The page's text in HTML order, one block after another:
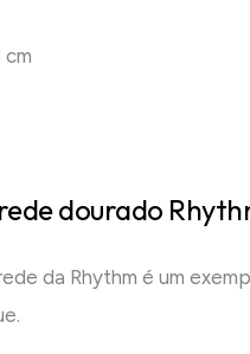
cm
dourado
da Rhythm é um